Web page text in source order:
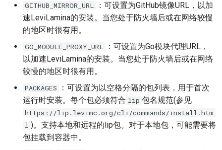
工具函数
GITHUB_MIRROR_URL
：可设置为GitHub镜像URL，以加
速LeviLamina的安装。当您处于防火墙后或在网络较慢
的地区时很有用。
GO_MODULE_PROXY_URL
：可设置为Go模块代理URL，
以加速LeviLamina的安装。当您处于防火墙后或在网络
较慢的地区时很有用。
PACKAGES
：可设置为以空格分隔的包列表，用于首次
运行时安装。每个包必须符合 lip 包名规范(参见
https://lip.levimc.org/cli/commands/install.htm
l )。支持本地和远程的lip包。对于本地包，可能需要将
包挂载到容器中。